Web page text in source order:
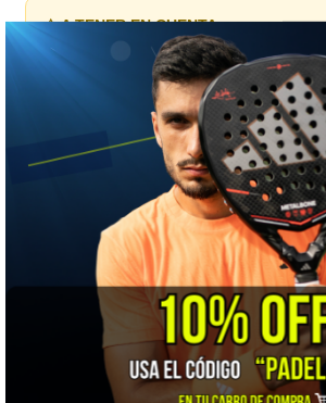
⚠️ A TENER EN CUENTA
Como todo poliéster, pierde tensión con las
Conviene recambiarla aunque no se corte.
🎯 ¿Para quién es?
Para el jugador de nivel intermedio o
control y durabilidad en una cuerda sin
🔧 Te la encordamos nosotros
Comprar la cuerda es la mitad del
montada define cómo se siente.
con unaSignum Pro S-6700, una
controlada por procesador que ajusta
pasos de 0,1 kg
con sensores de